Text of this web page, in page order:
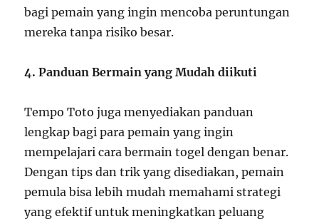
bagi pemain yang ingin mencoba peruntungan
mereka tanpa risiko besar.
4. Panduan Bermain yang Mudah diikuti
Tempo Toto juga menyediakan panduan
lengkap bagi para pemain yang ingin
mempelajari cara bermain togel dengan benar.
Dengan tips dan trik yang disediakan, pemain
pemula bisa lebih mudah memahami strategi
yang efektif untuk meningkatkan peluang